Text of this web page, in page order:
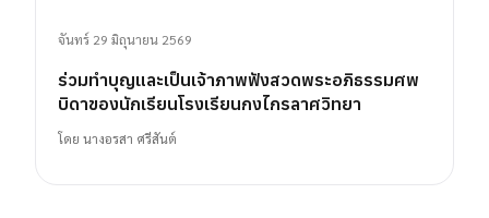
จันทร์ 29 มิถุนายน 2569
ร่วมทำบุญและเป็นเจ้าภาพฟังสวดพระอภิธรรมศพ
บิดาของนักเรียนโรงเรียนกงไกรลาศวิทยา
โดย นางอรสา ศรีสันต์